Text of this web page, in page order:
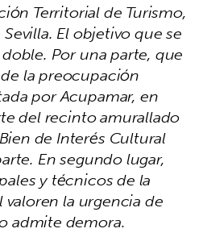
Territorial de Turismo,
El objetivo que se
Por una parte, que
la preocupación
por Acupamar, en
del recinto amurallado
de Interés Cultural
En segundo lugar,
y técnicos de la
la urgencia de
admite demora.